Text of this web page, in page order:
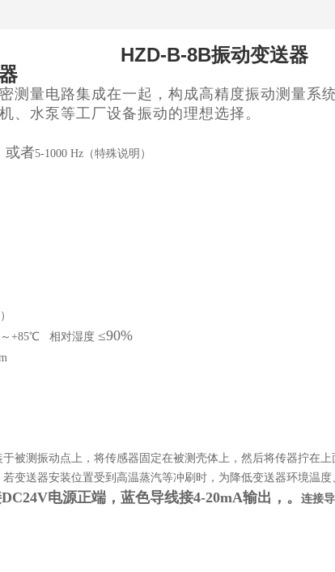
HZD-B-8B振动变送器
测量电路集成在一起，构成高精度振动测量系
、水泵等工厂设备振动的理想选择。
者5-1000 Hz（特殊说明）
+85℃ 相对湿度 ≤90%
被测振动点上，将传感器固定在被测壳体上，然后将传器拧在上
变送器安装位置受到高温蒸汽等冲刷时，为降低变送器环境温度
电源正端，蓝色导线接4-20mA输出，。 连接